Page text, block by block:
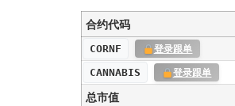
合约代码
CORNF 登录跟单
CANNABIS 登录跟单
总市值